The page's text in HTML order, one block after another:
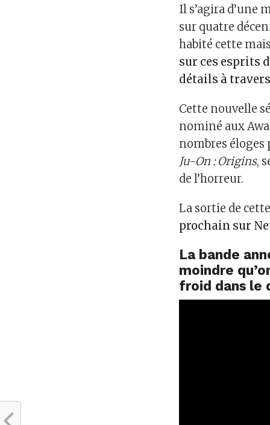
Il s’agira d’une
sur quatre
habité cette
sur ces esprits
détails à
Cette nouvelle
nominé aux
nombres
Ju-On : Origins,
de l’horreur.
La sortie de
prochain sur
La bande
moindre
froid dans le